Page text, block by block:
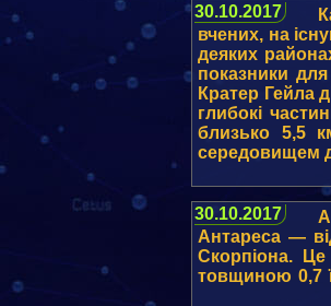
30.10.2017
вчених, на
деяких
показники
Кратер Гейла
глибокі
близько 5,5
середовищем
30.10.2017
Антареса —
Скорпіона.
товщиною 0,7